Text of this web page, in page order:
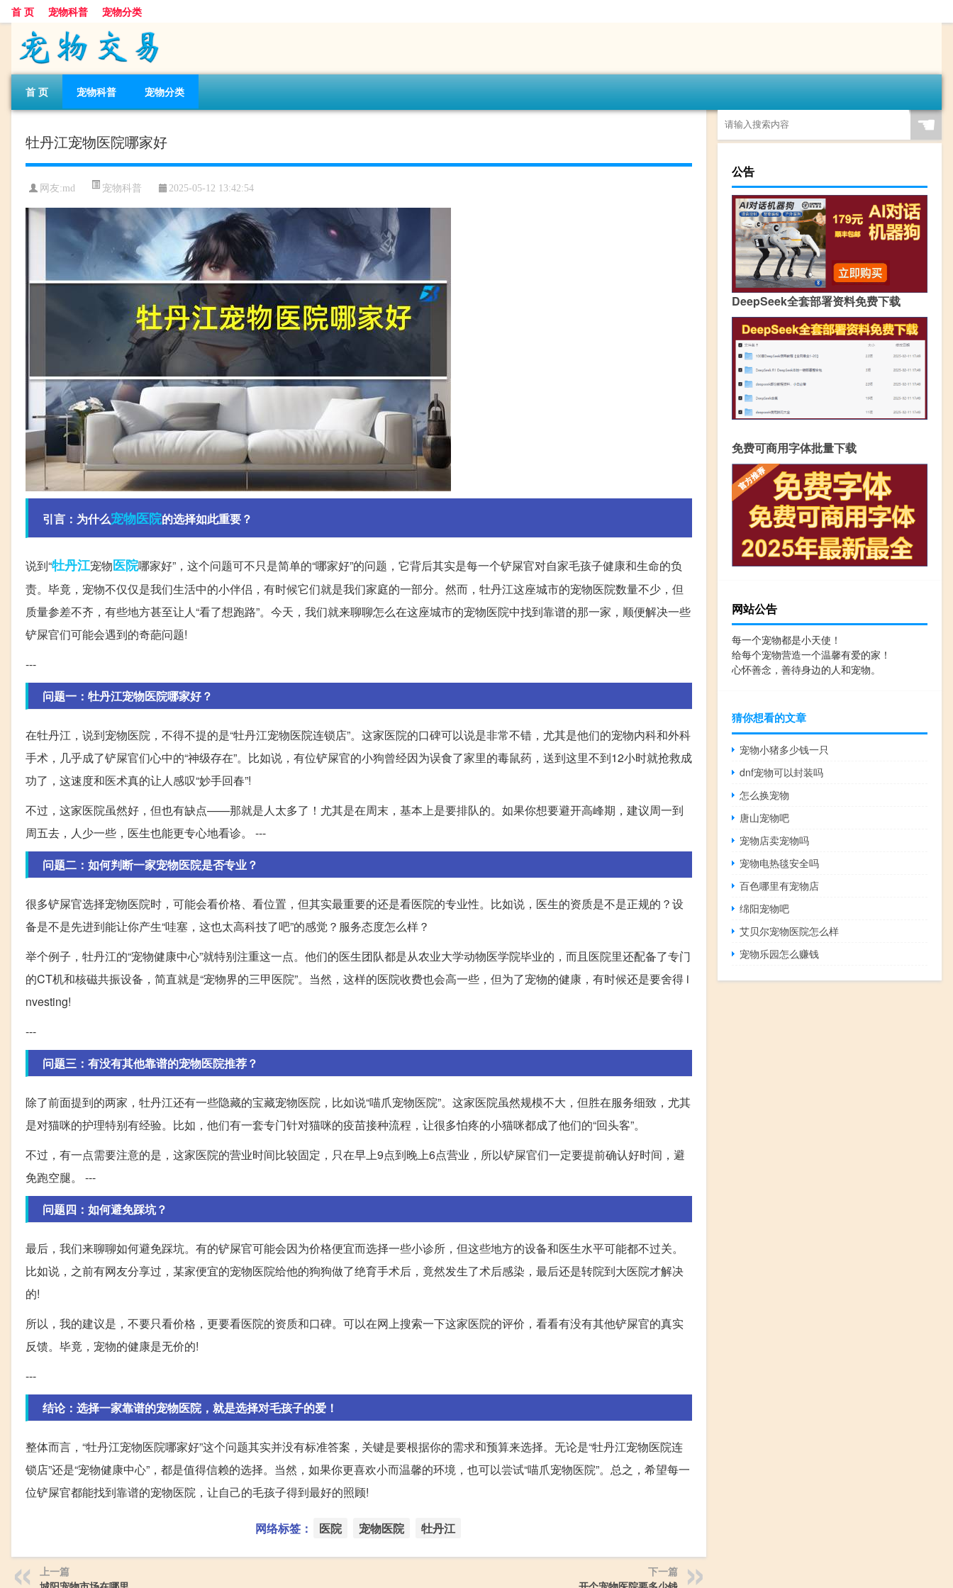
首 页 宠物科普 宠物分类
首 页 宠物科普 宠物分类
牡丹江宠物医院哪家好
网友:md 宠物科普 2025-05-12 13:42:54
引言：为什么宠物医院的选择如此重要？
说到“牡丹江宠物医院哪家好”，这个问题可不只是简单的“哪家好”的问题，它背后其实是每一个铲屎官对自家毛孩子健康和生命的负
责。毕竟，宠物不仅仅是我们生活中的小伴侣，有时候它们就是我们家庭的一部分。然而，牡丹江这座城市的宠物医院数量不少，但
质量参差不齐，有些地方甚至让人“看了想跑路”。今天，我们就来聊聊怎么在这座城市的宠物医院中找到靠谱的那一家，顺便解决一些
铲屎官们可能会遇到的奇葩问题!
---
问题一：牡丹江宠物医院哪家好？
在牡丹江，说到宠物医院，不得不提的是“牡丹江宠物医院连锁店”。这家医院的口碑可以说是非常不错，尤其是他们的宠物内科和外科
手术，几乎成了铲屎官们心中的“神级存在”。比如说，有位铲屎官的小狗曾经因为误食了家里的毒鼠药，送到这里不到12小时就抢救成
功了，这速度和医术真的让人感叹“妙手回春”!
不过，这家医院虽然好，但也有缺点——那就是人太多了！尤其是在周末，基本上是要排队的。如果你想要避开高峰期，建议周一到
周五去，人少一些，医生也能更专心地看诊。 ---
问题二：如何判断一家宠物医院是否专业？
很多铲屎官选择宠物医院时，可能会看价格、看位置，但其实最重要的还是看医院的专业性。比如说，医生的资质是不是正规的？设
备是不是先进到能让你产生“哇塞，这也太高科技了吧”的感觉？服务态度怎么样？
举个例子，牡丹江的“宠物健康中心”就特别注重这一点。他们的医生团队都是从农业大学动物医学院毕业的，而且医院里还配备了专门
的CT机和核磁共振设备，简直就是“宠物界的三甲医院”。当然，这样的医院收费也会高一些，但为了宠物的健康，有时候还是要舍得 i
nvesting!
---
问题三：有没有其他靠谱的宠物医院推荐？
除了前面提到的两家，牡丹江还有一些隐藏的宝藏宠物医院，比如说“喵爪宠物医院”。这家医院虽然规模不大，但胜在服务细致，尤其
是对猫咪的护理特别有经验。比如，他们有一套专门针对猫咪的疫苗接种流程，让很多怕疼的小猫咪都成了他们的“回头客”。
不过，有一点需要注意的是，这家医院的营业时间比较固定，只在早上9点到晚上6点营业，所以铲屎官们一定要提前确认好时间，避
免跑空腿。 ---
问题四：如何避免踩坑？
最后，我们来聊聊如何避免踩坑。有的铲屎官可能会因为价格便宜而选择一些小诊所，但这些地方的设备和医生水平可能都不过关。
比如说，之前有网友分享过，某家便宜的宠物医院给他的狗狗做了绝育手术后，竟然发生了术后感染，最后还是转院到大医院才解决
的!
所以，我的建议是，不要只看价格，更要看医院的资质和口碑。可以在网上搜索一下这家医院的评价，看看有没有其他铲屎官的真实
反馈。毕竟，宠物的健康是无价的!
---
结论：选择一家靠谱的宠物医院，就是选择对毛孩子的爱！
整体而言，“牡丹江宠物医院哪家好”这个问题其实并没有标准答案，关键是要根据你的需求和预算来选择。无论是“牡丹江宠物医院连
锁店”还是“宠物健康中心”，都是值得信赖的选择。当然，如果你更喜欢小而温馨的环境，也可以尝试“喵爪宠物医院”。总之，希望每一
位铲屎官都能找到靠谱的宠物医院，让自己的毛孩子得到最好的照顾!
网络标签： 医院 宠物医院 牡丹江
上一篇
下一篇
☚
公告
DeepSeek全套部署资料免费下载
免费可商用字体批量下载
网站公告
每一个宠物都是小天使！
给每个宠物营造一个温馨有爱的家！
心怀善念，善待身边的人和宠物。
猜你想看的文章
宠物小猪多少钱一只
dnf宠物可以封装吗
怎么换宠物
唐山宠物吧
宠物店卖宠物吗
宠物电热毯安全吗
百色哪里有宠物店
绵阳宠物吧
艾贝尔宠物医院怎么样
宠物乐园怎么赚钱